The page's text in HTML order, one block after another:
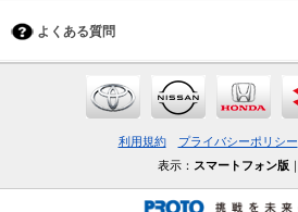
よくある質問
利用規約 プライバシーポリシー
表示： スマートフォン版 ｜